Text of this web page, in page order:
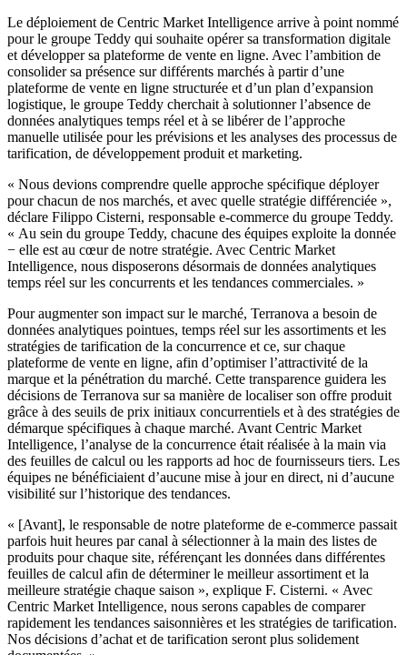
Le déploiement de Centric Market Intelligence arrive à point nommé
pour le groupe Teddy qui souhaite opérer sa transformation digitale
et développer sa plateforme de vente en ligne. Avec l’ambition de
consolider sa présence sur différents marchés à partir d’une
plateforme de vente en ligne structurée et d’un plan d’expansion
logistique, le groupe Teddy cherchait à solutionner l’absence de
données analytiques temps réel et à se libérer de l’approche
manuelle utilisée pour les prévisions et les analyses des processus de
tarification, de développement produit et marketing.
« Nous devions comprendre quelle approche spécifique déployer
pour chacun de nos marchés, et avec quelle stratégie différenciée »,
déclare Filippo Cisterni, responsable e-commerce du groupe Teddy.
« Au sein du groupe Teddy, chacune des équipes exploite la donnée
− elle est au cœur de notre stratégie. Avec Centric Market
Intelligence, nous disposerons désormais de données analytiques
temps réel sur les concurrents et les tendances commerciales. »
Pour augmenter son impact sur le marché, Terranova a besoin de
données analytiques pointues, temps réel sur les assortiments et les
stratégies de tarification de la concurrence et ce, sur chaque
plateforme de vente en ligne, afin d’optimiser l’attractivité de la
marque et la pénétration du marché. Cette transparence guidera les
décisions de Terranova sur sa manière de localiser son offre produit
grâce à des seuils de prix initiaux concurrentiels et à des stratégies de
démarque spécifiques à chaque marché. Avant Centric Market
Intelligence, l’analyse de la concurrence était réalisée à la main via
des feuilles de calcul ou les rapports ad hoc de fournisseurs tiers. Les
équipes ne bénéficiaient d’aucune mise à jour en direct, ni d’aucune
visibilité sur l’historique des tendances.
« [Avant], le responsable de notre plateforme de e-commerce passait
parfois huit heures par canal à sélectionner à la main des listes de
produits pour chaque site, référençant les données dans différentes
feuilles de calcul afin de déterminer le meilleur assortiment et la
meilleure stratégie chaque saison », explique F. Cisterni. « Avec
Centric Market Intelligence, nous serons capables de comparer
rapidement les tendances saisonnières et les stratégies de tarification.
Nos décisions d’achat et de tarification seront plus solidement